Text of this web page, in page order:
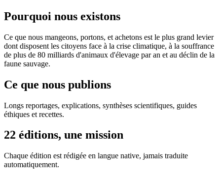
Pourquoi nous existons
Ce que nous mangeons, portons, et achetons est le plus grand levier
dont disposent les citoyens face à la crise climatique, à la souffrance
de plus de 80 milliards d'animaux d'élevage par an et au déclin de la
faune sauvage.
Ce que nous publions
Longs reportages, explications, synthèses scientifiques, guides
éthiques et recettes.
22 éditions, une mission
Chaque édition est rédigée en langue native, jamais traduite
automatiquement.